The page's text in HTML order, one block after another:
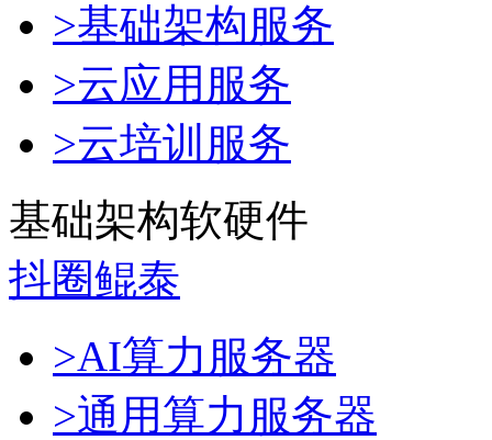
>基础架构服务
>云应用服务
>云培训服务
基础架构软硬件
抖圈鲲泰
>AI算力服务器
>通用算力服务器